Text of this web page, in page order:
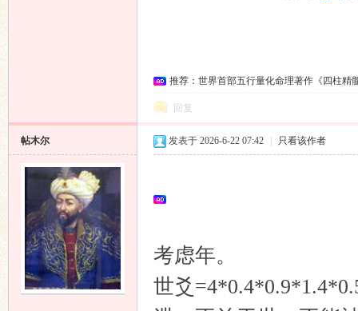
推荐：世界首部五行量化命理著作《四柱精
回复
帖木尔 发表于 2026-6-22 07:42 只看该作者
考虑年。
世爻